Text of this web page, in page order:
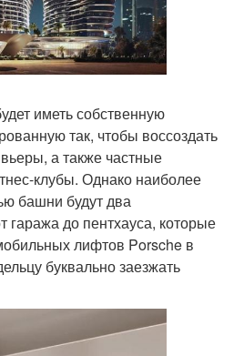
иметь собственную
так, чтобы воссоздать
а также частные
клубы. Однако наиболее
башни будут два
до пентхауса, которые
лифтов Porsche в
буквально заезжать